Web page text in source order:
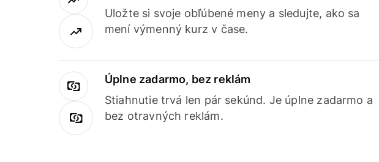
Uložte si svoje obľúbené meny a sledujte, ako sa
mení výmenný kurz v čase.
Úplne zadarmo, bez reklám
Stiahnutie trvá len pár sekúnd. Je úplne zadarmo a
bez otravných reklám.